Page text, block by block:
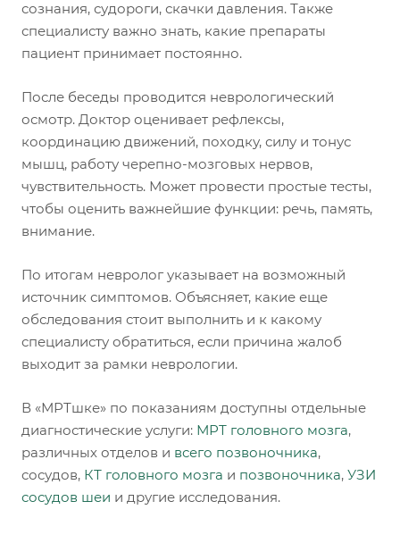
сознания, судороги, скачки давления. Также
специалисту важно знать, какие препараты
пациент принимает постоянно.
После беседы проводится неврологический
осмотр. Доктор оценивает рефлексы,
координацию движений, походку, силу и тонус
мышц, работу черепно-мозговых нервов,
чувствительность. Может провести простые тесты,
чтобы оценить важнейшие функции: речь, память,
внимание.
По итогам невролог указывает на возможный
источник симптомов. Объясняет, какие еще
обследования стоит выполнить и к какому
специалисту обратиться, если причина жалоб
выходит за рамки неврологии.
В «МРТшке» по показаниям доступны отдельные
диагностические услуги: МРТ головного мозга,
различных отделов и всего позвоночника,
сосудов, КТ головного мозга и позвоночника, УЗИ
сосудов шеи и другие исследования.